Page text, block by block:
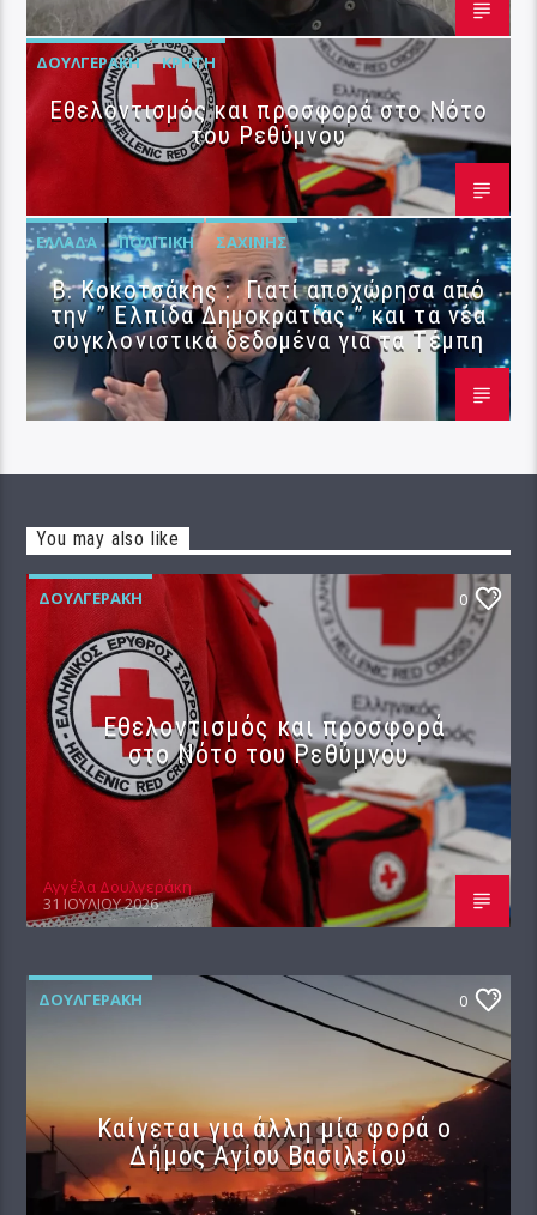
ΔΟΥΛΓΕΡΆΚΗ ΚΡΉΤΗ
Εθελοντισμός και προσφορά στο Νότο
του Ρεθύμνου
ΕΛΛΆΔΑ ΠΟΛΙΤΙΚΉ ΣΑΧΊΝΗΣ
Β. Κοκοτσάκης : Γιατί αποχώρησα από
την ” Ελπίδα Δημοκρατίας ” και τα νέα
συγκλονιστικά δεδομένα για τα Τέμπη
You may also like
ΔΟΥΛΓΕΡΆΚΗ 0
Εθελοντισμός και προσφορά
στο Νότο του Ρεθύμνου
Αγγέλα Δουλγεράκη
31 ΙΟΥΛΊΟΥ 2026
ΔΟΥΛΓΕΡΆΚΗ 0
Καίγεται για άλλη μία φορά ο
Δήμος Αγίου Βασιλείου